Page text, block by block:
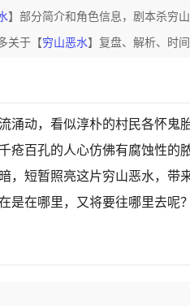
】部分简介和角色信息，剧本杀穷
关于【穷山恶水】复盘、解析、时
涌动，看似淳朴的村民各怀鬼
疮百孔的人心仿佛有腐蚀性的
，短暂照亮这片穷山恶水，带
是在哪里，又将要往哪里去呢？